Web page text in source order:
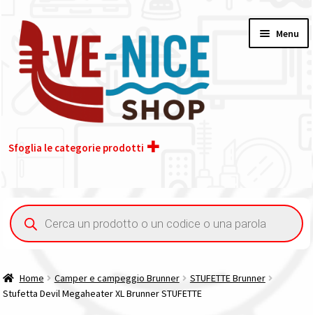
alla
navigazione
contenuto
Menu
Sfoglia le categorie prodotti
Acquisto iva 4% (agevolata)
Contatti
Ricerca
prodotti
Home Camper e campeggio Brunner
STUFETTE Brunner
Stufetta Devil Megaheater XL Brunner STUFETTE